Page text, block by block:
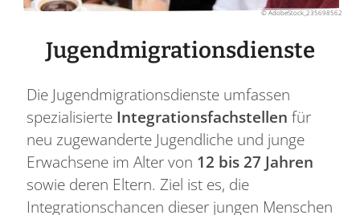
© AdobeStock_235698562
Jugendmigrationsdienste
Die Jugendmigrationsdienste umfassen
spezialisierteIntegrationsfachstellen für
neu zugewanderte Jugendliche und junge
Erwachsene im Alter von 12 bis 27 Jahren
sowie deren Eltern. Ziel ist es, die
Integrationschancen dieser jungen Menschen